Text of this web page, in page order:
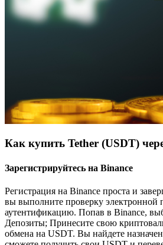
Как купить Tether (USDT)
Зарегистрируйтесь на Binance
Регистрация на Binance проста и
вы выполните проверку электронной
аутентификацию. Попав в Binance,
Депозиты; Принесите свою
обмена на USDT. Вы найдете